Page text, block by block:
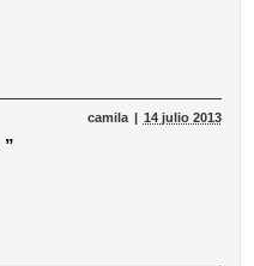
camila 14 julio 2013
”